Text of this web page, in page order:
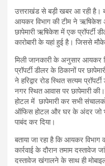
उत्तराखंड से बड़ी खबर आ रही है।
आयकर विभाग की टीम ने ऋषिकेश
छापेमारी ऋषिकेश में एक प्रॉपर्टी
कारोबारी के यहां हुई है। जिससे
मिली जानकारी के अनुसार आयकर
प्रॉपर्टी डीलर के ठिकानों पर
ने हरिद्वार रोड स्थित सत्यम
नगर स्थित आवास पर छापेमारी
होटल में छापेमारी कर सभी
ऑफिस होटल और घर के अंदर जो
पाबंद कर दिया।
बताया जा रहा है कि आयकर
कार्रवाई के दौरान तमाम
दस्तावेज खंगालने के साथ ही